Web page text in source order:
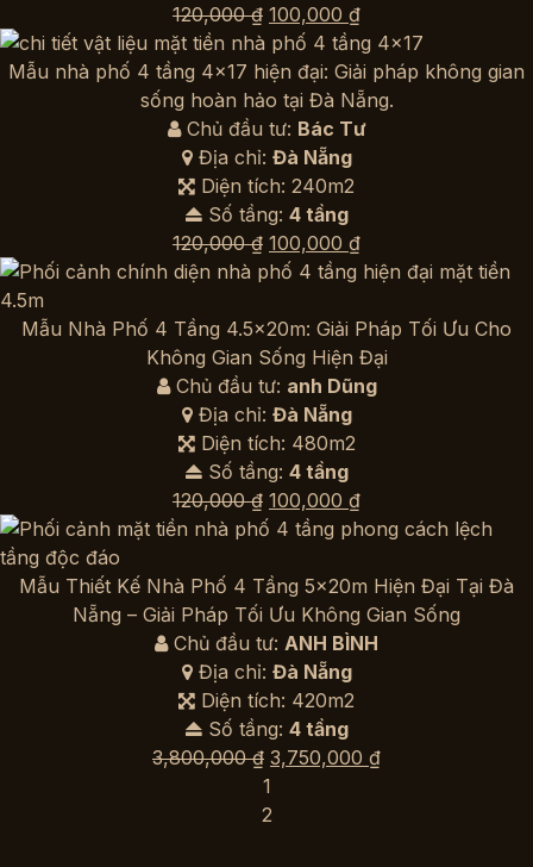
120,000₫ Giá
gốc
là:
120,000 ₫.
100,000 ₫Giá
hiện
tại
là:
100,000 ₫.
Mẫu nhà phố 4 tầng 4×17 hiện đại: Giải pháp không gian
sống hoàn hảo tại Đà Nẵng.
Chủ đầu tư: Bác Tư
Địa chỉ: Đà Nẵng
Diện tích: 240m2
Số tầng: 4 tầng
120,000₫ Giá
gốc
120,000 ₫.
100,000 ₫Giá
hiện
là:
100,000 ₫.
Mẫu Nhà Phố 4 Tầng 4.5x20m: Giải Pháp Tối Ưu Cho
Không Gian Sống Hiện Đại
Chủ đầu tư: anh Dũng
Địa chỉ: Đà Nẵng
Diện tích: 480m2
Số tầng: 4 tầng
120,000₫ Giá
gốc
120,000 ₫.
100,000 ₫Giá
hiện
là:
100,000 ₫.
Mẫu Thiết Kế Nhà Phố 4 Tầng 5x20m Hiện Đại Tại Đà
Nẵng – Giải Pháp Tối Ưu Không Gian Sống
Chủ đầu tư: ANH BÌNH
Địa chỉ: Đà Nẵng
Diện tích: 420m2
Số tầng: 4 tầng
3,800,000₫ Giá
là:
3,750,000 ₫Giá
1
2